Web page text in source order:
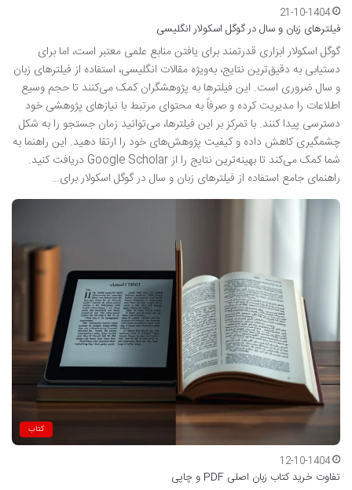
21-10-1404
فیلترهای زبان و سال در گوگل اسکولار انگلیسی
گوگل اسکولار ابزاری قدرتمند برای یافتن منابع علمی معتبر است، اما برای
دستیابی به دقیق‌ترین نتایج، به‌ویژه مقالات انگلیسی، استفاده از فیلترهای زبان
و سال ضروری است. این فیلترها به پژوهشگران کمک می‌کنند تا حجم وسیع
اطلاعات را مدیریت کرده و صرفاً به محتوای مرتبط با نیازهای پژوهشی خود
دسترسی پیدا کنند. با تمرکز بر این فیلترها، می‌توانید زمان جستجو را به شکل
چشمگیری کاهش داده و کیفیت پژوهش‌های خود را ارتقا دهید. این راهنما به
شما کمک می‌کند تا بهینه‌ترین نتایج را از Google Scholar دریافت کنید.
راهنمای جامع استفاده از فیلترهای زبان و سال در گوگل اسکولار برای…
کتاب
12-10-1404
تفاوت خرید کتاب زبان اصلی PDF و چاپی